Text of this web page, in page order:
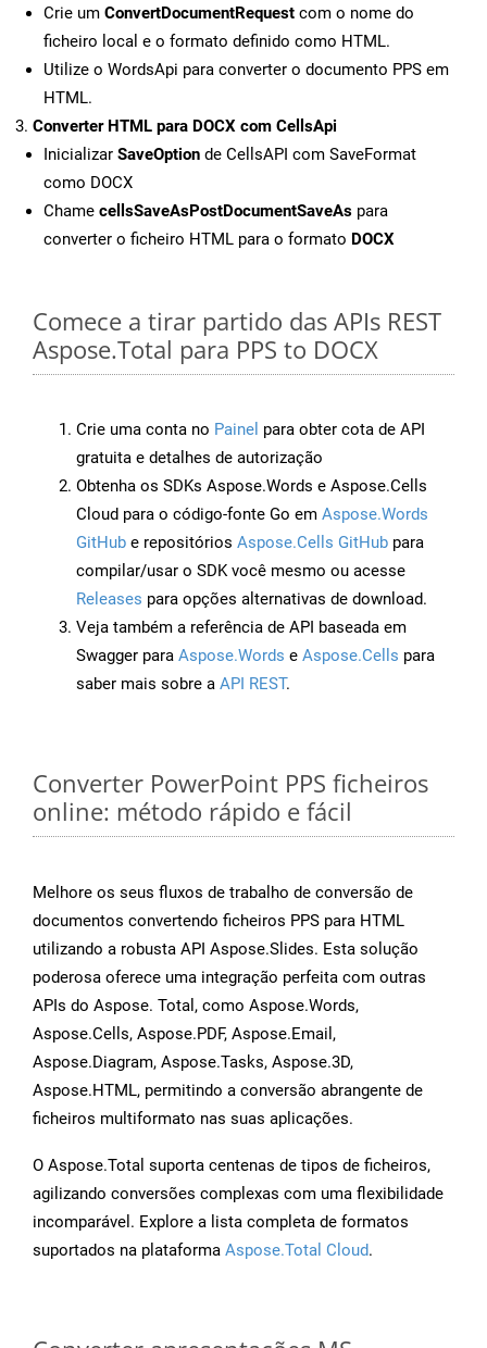
Crie um ConvertDocumentRequest com o nome do
ficheiro local e o formato definido como HTML.
Utilize o WordsApi para converter o documento PPS em
HTML.
Converter HTML para DOCX com CellsApi
Inicializar SaveOption de CellsAPI com SaveFormat
como DOCX
Chame cellsSaveAsPostDocumentSaveAs para
converter o ficheiro HTML para o formato DOCX
Comece a tirar partido das APIs REST
Aspose.Total para PPS to DOCX
Crie uma conta no Painel para obter cota de API
gratuita e detalhes de autorização
Obtenha os SDKs Aspose.Words e Aspose.Cells
Cloud para o código-fonte Go em Aspose.Words
GitHub e repositórios Aspose.Cells GitHub para
compilar/usar o SDK você mesmo ou acesse
Releases para opções alternativas de download.
Veja também a referência de API baseada em
Swagger para Aspose.Words e Aspose.Cells para
saber mais sobre a API REST.
Converter PowerPoint PPS ficheiros
online: método rápido e fácil
Melhore os seus fluxos de trabalho de conversão de
documentos convertendo ficheiros PPS para HTML
utilizando a robusta API Aspose.Slides. Esta solução
poderosa oferece uma integração perfeita com outras
APIs do Aspose. Total, como Aspose.Words,
Aspose.Cells, Aspose.PDF, Aspose.Email,
Aspose.Diagram, Aspose.Tasks, Aspose.3D,
Aspose.HTML, permitindo a conversão abrangente de
ficheiros multiformato nas suas aplicações.
O Aspose.Total suporta centenas de tipos de ficheiros,
agilizando conversões complexas com uma flexibilidade
incomparável. Explore a lista completa de formatos
suportados na plataforma Aspose.Total Cloud.